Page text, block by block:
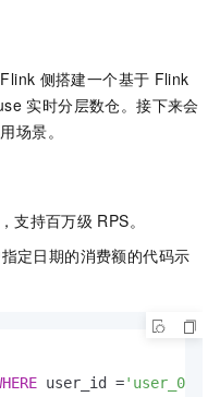
Flink 侧搭建一个基于 Flink
实时分层数仓。接下来会
场景。
支持百万级 RPS。
定日期的消费额的代码示
user_id ='user_001'